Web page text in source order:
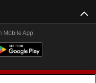
Mobile App